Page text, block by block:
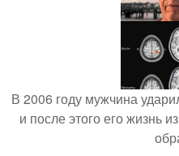
В 2006 году мужчина
и после этого его жизнь